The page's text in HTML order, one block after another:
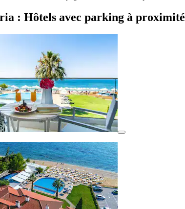
: Hôtels avec parking à proximité